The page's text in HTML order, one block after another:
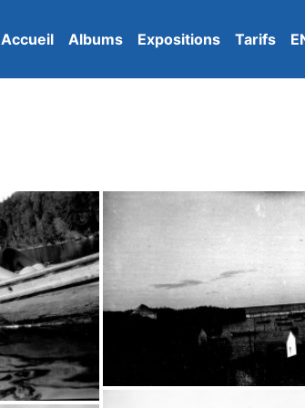
Accueil Albums Expositions Tarifs